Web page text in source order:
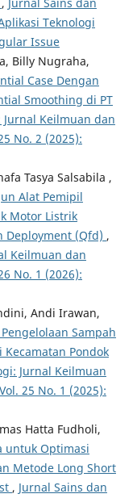
Teknologi
Issue
Billy Nugraha,
Case Dengan
Smoothing di PT
Jurnal Keilmuan dan
No. 2 (2025):
Tasya Salsabila ,
Alat Pemipil
Motor Listrik
Deployment (Qfd) ,
Keilmuan dan
No. 1 (2026):
Andi Irawan,
Sampah
Kecamatan Pondok
Jurnal Keilmuan
25 No. 1 (2025):
Hatta Fudholi,
untuk Optimasi
Metode Long Short
, Jurnal Sains dan